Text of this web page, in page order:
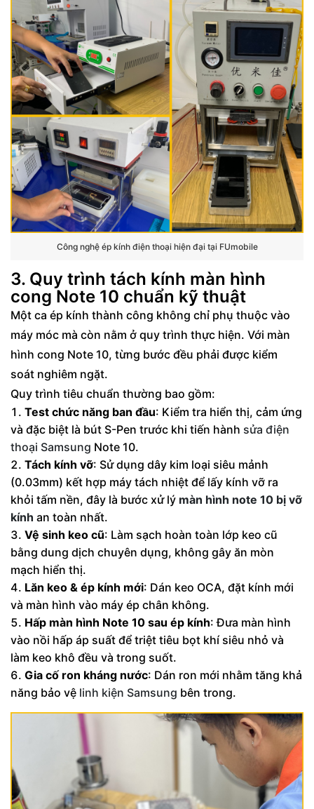
Công nghệ ép kính điện thoại hiện đại tại FUmobile
3. Quy trình tách kính màn hình
cong Note 10 chuẩn kỹ thuật
Một ca ép kính thành công không chỉ phụ thuộc vào
máy móc mà còn nằm ở quy trình thực hiện. Với màn
hình cong Note 10, từng bước đều phải được kiểm
soát nghiêm ngặt.
Quy trình tiêu chuẩn thường bao gồm:
Test chức năng ban đầu: Kiểm tra hiển thị, cảm ứng
và đặc biệt là bút S-Pen trước khi tiến hành sửa điện
thoại Samsung Note 10.
Tách kính vỡ: Sử dụng dây kim loại siêu mảnh
(0.03mm) kết hợp máy tách nhiệt để lấy kính vỡ ra
khỏi tấm nền, đây là bước xử lý màn hình note 10 bị vỡ
kính an toàn nhất.
Vệ sinh keo cũ: Làm sạch hoàn toàn lớp keo cũ
bằng dung dịch chuyên dụng, không gây ăn mòn
mạch hiển thị.
Lăn keo & ép kính mới: Dán keo OCA, đặt kính mới
và màn hình vào máy ép chân không.
Hấp màn hình Note 10 sau ép kính: Đưa màn hình
vào nồi hấp áp suất để triệt tiêu bọt khí siêu nhỏ và
làm keo khô đều và trong suốt.
Gia cố ron kháng nước: Dán ron mới nhằm tăng khả
năng bảo vệ linh kiện Samsung bên trong.